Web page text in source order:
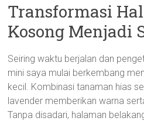
Transformasi
Kosong Menjadi
Seiring waktu berjalan dan
mini saya mulai berkembang
kecil. Kombinasi tanaman hias
lavender memberikan warna
Tanpa disadari, halaman